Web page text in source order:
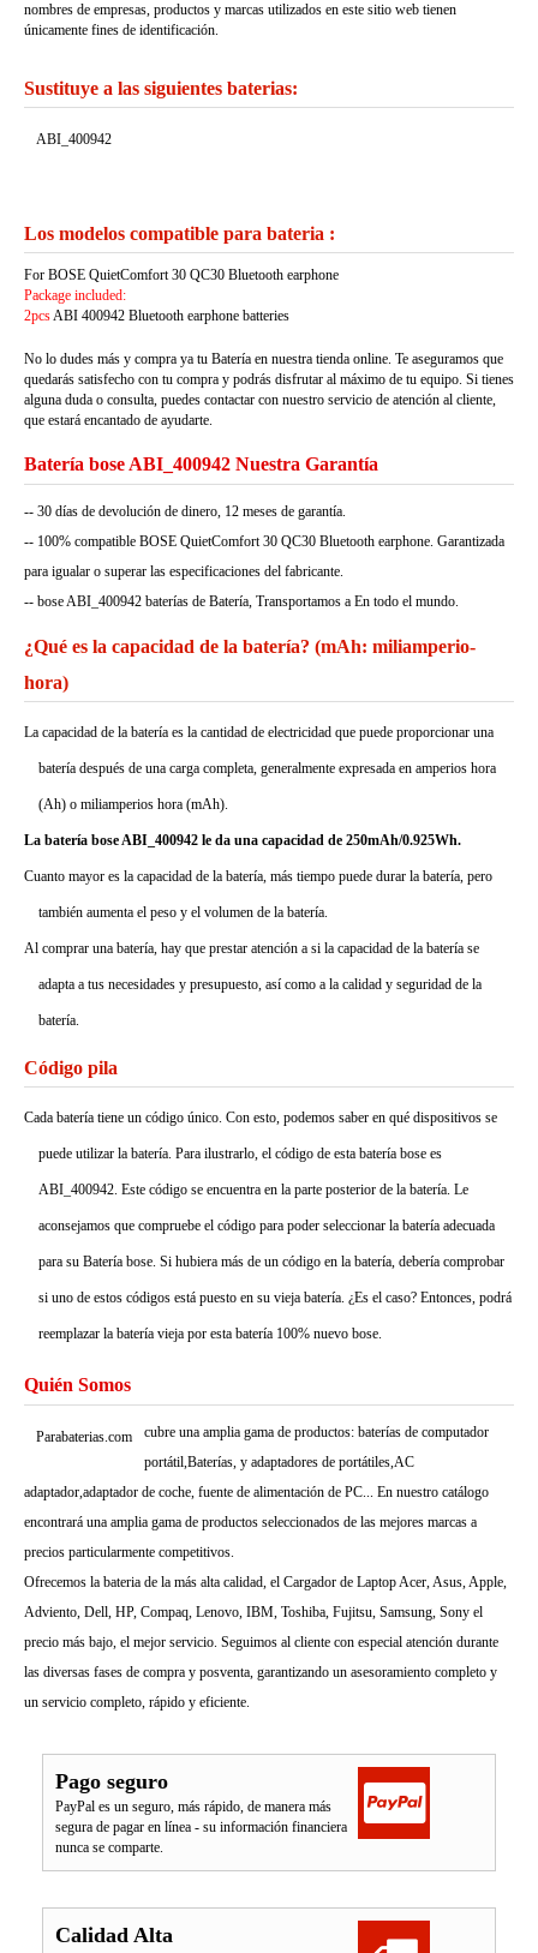
nombres de empresas, productos y marcas utilizados en este sitio web tienen
únicamente fines de identificación.
Sustituye a las siguientes baterias:
ABI_400942
Los modelos compatible para bateria :
For BOSE QuietComfort 30 QC30 Bluetooth earphone
Package included:
2pcsABI 400942 Bluetooth earphone batteries
No lo dudes más y compra ya tu Batería en nuestra tienda online. Te aseguramos que
quedarás satisfecho con tu compra y podrás disfrutar al máximo de tu equipo. Si tienes
alguna duda o consulta, puedes contactar con nuestro servicio de atención al cliente,
que estará encantado de ayudarte.
Batería bose ABI_400942 Nuestra Garantía
-- 30 días de devolución de dinero, 12 meses de garantía.
-- 100% compatible BOSE QuietComfort 30 QC30 Bluetooth earphone. Garantizada
para igualar o superar las especificaciones del fabricante.
-- bose ABI_400942 baterías de Batería, Transportamos a En todo el mundo.
¿Qué es la capacidad de la batería? (mAh: miliamperio-
hora)
La capacidad de la batería es la cantidad de electricidad que puede proporcionar una
batería después de una carga completa, generalmente expresada en amperios hora
(Ah) o miliamperios hora (mAh).
La batería bose ABI_400942 le da una capacidad de 250mAh/0.925Wh.
Cuanto mayor es la capacidad de la batería, más tiempo puede durar la batería, pero
también aumenta el peso y el volumen de la batería.
Al comprar una batería, hay que prestar atención a si la capacidad de la batería se
adapta a tus necesidades y presupuesto, así como a la calidad y seguridad de la
batería.
Código pila
Cada batería tiene un código único. Con esto, podemos saber en qué dispositivos se
puede utilizar la batería. Para ilustrarlo, el código de esta batería bose es
ABI_400942. Este código se encuentra en la parte posterior de la batería. Le
aconsejamos que compruebe el código para poder seleccionar la batería adecuada
para su Batería bose. Si hubiera más de un código en la batería, debería comprobar
si uno de estos códigos está puesto en su vieja batería. ¿Es el caso? Entonces, podrá
reemplazar la batería vieja por esta batería 100% nuevo bose.
Quién Somos
Parabaterias.com
cubre una amplia gama de productos: baterías de computador
portátil,Baterías, y adaptadores de portátiles,AC
adaptador,adaptador de coche, fuente de alimentación de PC... En nuestro catálogo
encontrará una amplia gama de productos seleccionados de las mejores marcas a
precios particularmente competitivos.
Ofrecemos la bateria de la más alta calidad, el Cargador de Laptop Acer, Asus, Apple,
Adviento, Dell, HP, Compaq, Lenovo, IBM, Toshiba, Fujitsu, Samsung, Sony el
precio más bajo, el mejor servicio. Seguimos al cliente con especial atención durante
las diversas fases de compra y posventa, garantizando un asesoramiento completo y
un servicio completo, rápido y eficiente.
Pago seguro
PayPal es un seguro, más rápido, de manera más
segura de pagar en línea - su información financiera
nunca se comparte.
Calidad Alta